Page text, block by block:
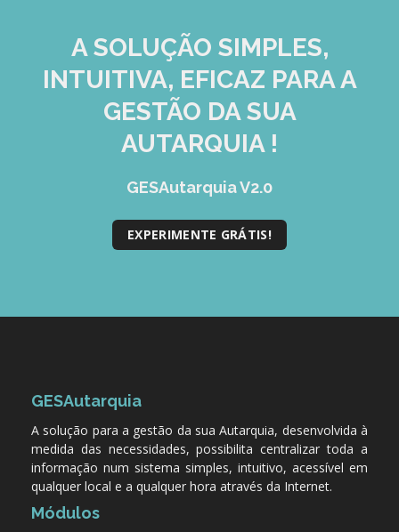
A SOLUÇÃO SIMPLES,
INTUITIVA, EFICAZ PARA A
GESTÃO DA SUA
AUTARQUIA !
GESAutarquia V2.0
EXPERIMENTE GRÁTIS!
GESAutarquia
A solução para a gestão da sua Autarquia, desenvolvida à
medida das necessidades, possibilita centralizar toda a
informação num sistema simples, intuitivo, acessível em
qualquer local e a qualquer hora através da Internet.
Módulos